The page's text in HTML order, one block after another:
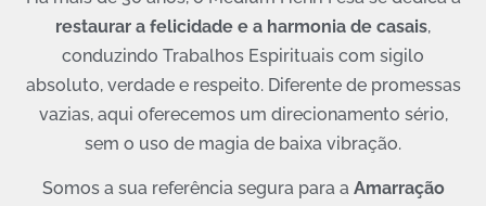
restaurar a felicidade e a harmonia de casais,
conduzindo Trabalhos Espirituais com sigilo
absoluto, verdade e respeito. Diferente de promessas
vazias, aqui oferecemos um direcionamento sério,
sem o uso de magia de baixa vibração.
Somos a sua referência segura para a Amarração